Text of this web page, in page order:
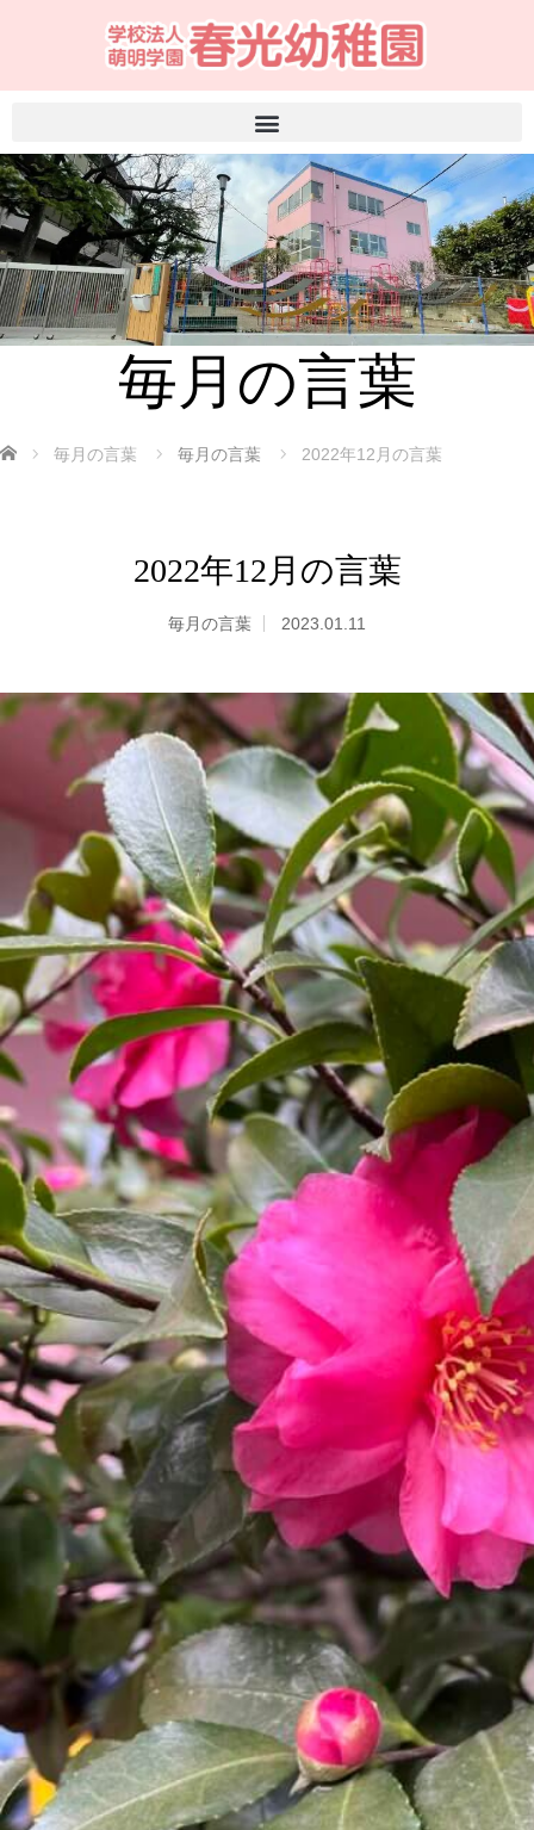
毎月の言葉
ホーム 毎月の言葉 毎月の言葉 2022年12月の言葉
2022年12月の言葉
毎月の言葉 2023.01.11